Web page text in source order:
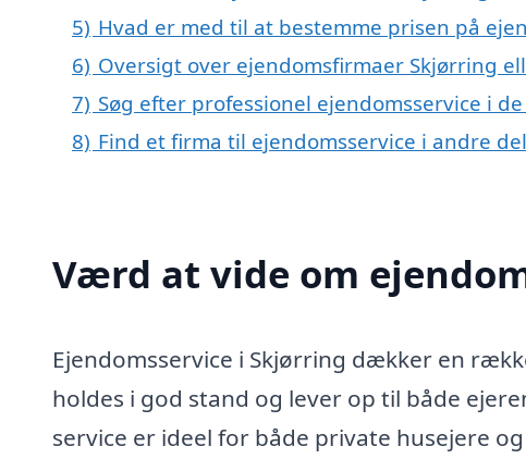
5) Hvad er med til at bestemme prisen på
6) Oversigt over ejendomsfirmaer Skjørring
7) Søg efter professionel ejendomsservice i
8) Find et firma til ejendomsservice i andre
Værd at vide om
Ejendomsservice i Skjørring dækker en
holdes i god stand og lever op til både
service er ideel for både private husejere